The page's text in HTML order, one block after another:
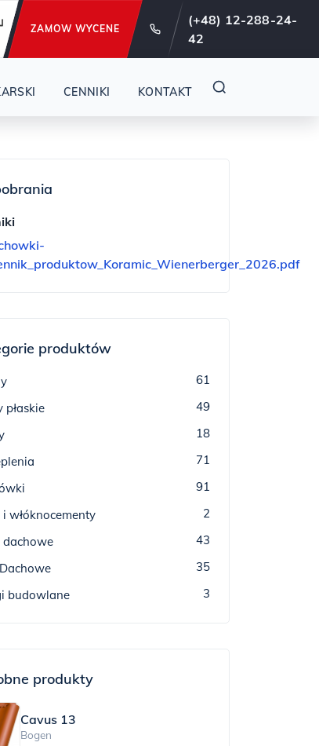
29 lat !
ZAMOW WYCENE
(+48) 12-288-24-
42
CENNIKI KONTAKT
produktów
61
płaskie
49
18
71
91
włóknocementy
2
dachowe
43
35
budowlane
3
produkty
Cavus 13
Bogen